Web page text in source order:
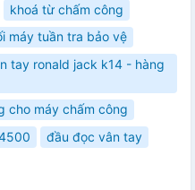
khoá từ chấm công
máy tuần tra bảo vệ
tay ronald jack k14 - hàng
cho máy chấm công
đầu đọc vân tay